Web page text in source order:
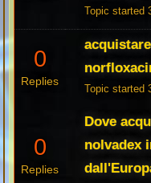
Topic
0
Replies
Topic
0
Replies
Dove
nolvadex